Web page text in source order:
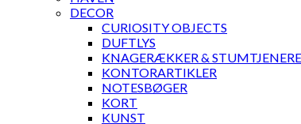
DECOR
CURIOSITY OBJECTS
DUFTLYS
KNAGERÆKKER & STUMTJENERE
KONTORARTIKLER
NOTESBØGER
KORT
KUNST